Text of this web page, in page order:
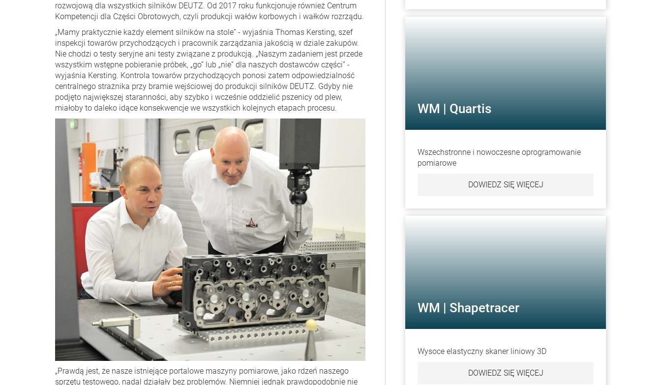
rozwojową dla wszystkich silników DEUTZ. Od 2017 roku funkcjonuje również Centrum
Kompetencji dla Części Obrotowych, czyli produkcji wałów korbowych i wałków rozrządu.
„Mamy praktycznie każdy element silników na stole” - wyjaśnia Thomas Kersting, szef
inspekcji towarów przychodzących i pracownik zarządzania jakością w dziale zakupów.
Nie chodzi o testy seryjne ani testy związane z produkcją. „Naszym zadaniem jest przede
wszystkim wstępne pobieranie próbek, „go” lub „nie” dla naszych dostawców części” -
wyjaśnia Kersting. Kontrola towarów przychodzących ponosi zatem odpowiedzialność
centralnego strażnika przy bramie wejściowej do produkcji silników DEUTZ. Gdyby nie
podjęto największej staranności, aby szybko i wcześnie oddzielić pszenicy od plew,
miałoby to daleko idące konsekwencje we wszystkich kolejnych etapach procesu.
„Prawdą jest, że nasze istniejące portalowe maszyny pomiarowe, jako rdzeń naszego
sprzętu testowego, nadal działały bez problemów. Niemniej jednak prawdopodobnie nie
WM | Quartis
Wszechstronne i nowoczesne oprogramowanie
pomiarowe
DOWIEDZ SIĘ WIĘCEJ
WM | Shapetracer
Wysoce elastyczny skaner liniowy 3D
DOWIEDZ SIĘ WIĘCEJ